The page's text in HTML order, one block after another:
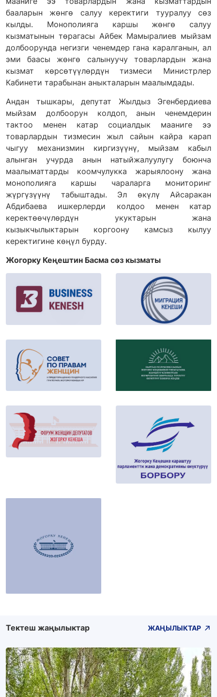
бааларын жөнгө салуу керектиги тууралуу сөз
кылды. Монополияга каршы жөнгө салуу
кызматынын төрагасы Айбек Мамыралиев мыйзам
долбоорунда негизги ченемдер гана каралганын, ал
эми баасы жөнгө салынуучу товарлардын жана
кызмат көрсөтүүлөрдүн тизмеси Министрлер
Кабинети тарабынан аныкталарын маалымдады.
Андан тышкары, депутат Жылдыз Эгенбердиева
мыйзам долбоорун колдоп, анын ченемдерин
тактоо менен катар социалдык мааниге ээ
товарлардын тизмесин жыл сайын кайра карап
чыгуу механизмин киргизүүнү, мыйзам кабыл
алынган учурда анын натыйжалуулугу боюнча
маалыматтарды коомчулукка жарыялоону жана
монополияга каршы чараларга мониторинг
жүргүзүүнү табыштады. Эл өкүлү Айсаракан
Абдибаева ишкерлерди колдоо менен катар
керектөөчүлөрдүн укуктарын жана
кызыкчылыктарын коргоону камсыз кылуу
керектигине көңүл бурду.
Жогорку Кеңештин Басма сөз кызматы
Тектеш жаңылыктар ЖАҢЫЛЫКТАР